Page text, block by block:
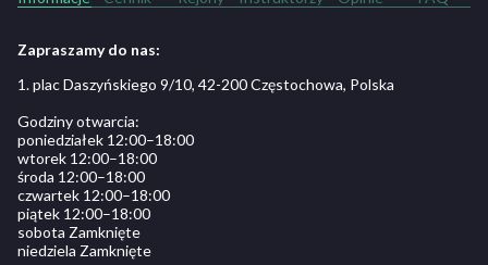
Zapraszamy do nas:
1. plac Daszyńskiego 9/10, 42-200 Częstochowa, Polska
Godziny otwarcia:
poniedziałek 12:00–18:00
wtorek 12:00–18:00
środa 12:00–18:00
czwartek 12:00–18:00
piątek 12:00–18:00
sobota Zamknięte
niedziela Zamknięte